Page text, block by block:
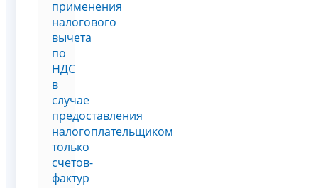
применения
налогового
вычета
по
НДС
в
случае
предоставления
налогоплательщиком
только
счетов-
фактур